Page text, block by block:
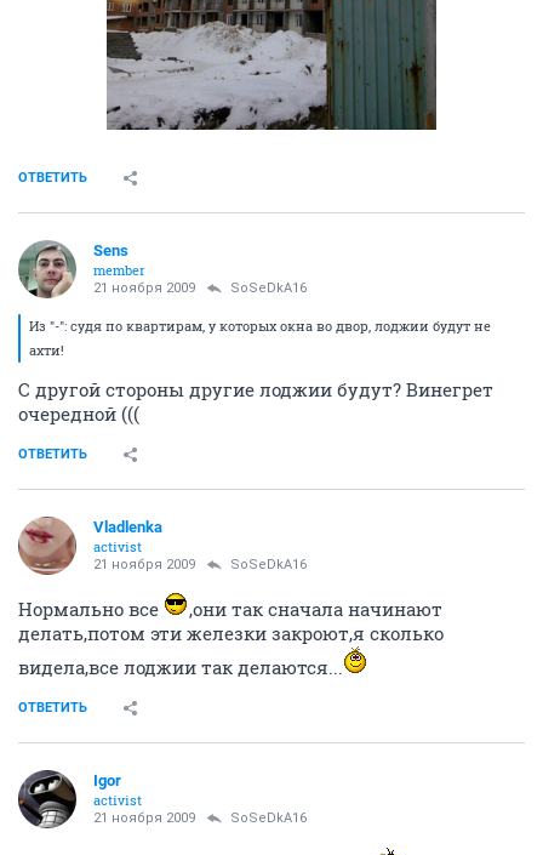
ОТВЕТИТЬ
Sens
member
21 ноября 2009 SoSeDkA16
Из "-": судя по квартирам, у которых окна во двор, лоджии будут не
ахти!
С другой стороны другие лоджии будут? Винегрет
очередной (((
ОТВЕТИТЬ
Vladlenka
activist
21 ноября 2009 SoSeDkA16
Нормально все
,они так сначала начинают
делать,потом эти железки закроют,я сколько
видела,все лоджии так делаются...
ОТВЕТИТЬ
Igor
activist
21 ноября 2009 SoSeDkA16